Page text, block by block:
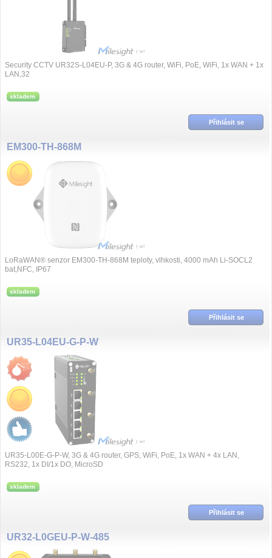
Security CCTV UR32S-L04EU-P, 3G & 4G router, WiFi, PoE, WiFi, 1x WAN + 1x
LAN,32
skladem
Přihlásit se
EM300-TH-868M
LoRaWAN® senzor EM300-TH-868M teploty, vlhkosti, 4000 mAh Li-SOCL2
bat,NFC, IP67
skladem
Přihlásit se
UR35-L04EU-G-P-W
UR35-L00E-G-P-W, 3G & 4G router, GPS, WiFi, PoE, 1x WAN + 4x LAN,
RS232, 1x DI/1x DO, MicroSD
skladem
Přihlásit se
UR32-L0GEU-P-W-485